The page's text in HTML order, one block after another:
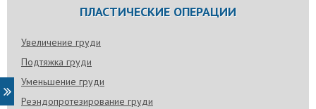
ПЛАСТИЧЕСКИЕ ОПЕРАЦИИ
Увеличение груди
Подтяжка груди
Уменьшение груди
Реэндопротезирование груди